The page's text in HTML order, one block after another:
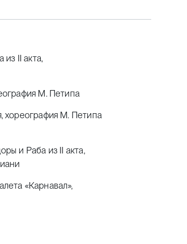
из II акта,
М. Петипа
хореография М. Петипа
и Раба из II акта,
«Карнавал»,